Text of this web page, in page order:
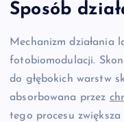
Sposób
Mechanizm działania
fotobiomodulacji.
do głębokich warstw
absorbowana przez
tego procesu zwiększa